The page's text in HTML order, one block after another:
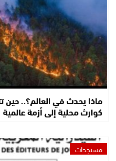
ماذا يحدث في العالم؟.. حين
كوارث محلية إلى أزمة عالمية
مستجدات